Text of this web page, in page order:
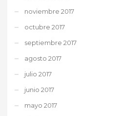
noviembre 2017
octubre 2017
septiembre 2017
agosto 2017
julio 2017
junio 2017
mayo 2017